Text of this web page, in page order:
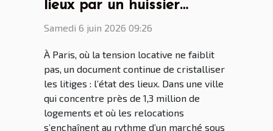
lieux par un huissier
dévoile les dessous du
Samedi 6 juin 2026 09:26
À Paris, où la tension locative ne faiblit
pas, un document continue de cristalliser
les litiges : l’état des lieux. Dans une ville
qui concentre près de 1,3 million de
logements et où les relocations
s’enchaînent au rythme d’un marché sous